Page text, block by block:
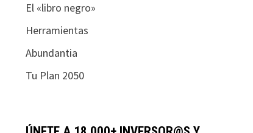
El «libro negro»
Herramientas
Abundantia
Tu Plan 2050